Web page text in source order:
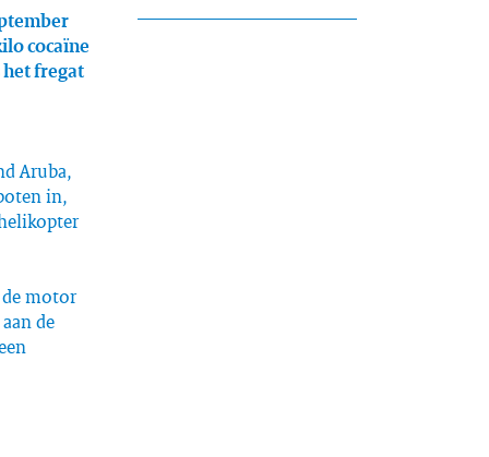
cocaïne
het fregat
Aruba,
in,
de motor
de